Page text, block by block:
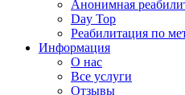
Анонимная
Day Top
Реабилитация по
Информация
О нас
Все услуги
Отзывы